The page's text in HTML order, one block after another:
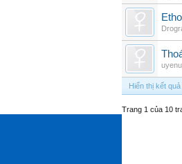
Hiển thị kết
Trang 1 của 10